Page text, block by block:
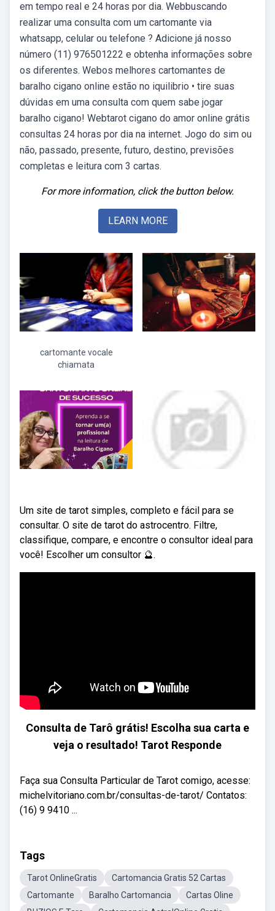
em tempo real e 24 horas por dia. Webbuscando
realizar uma consulta com um cartomante via
whatsapp, celular ou telefone ? Adicione já nosso
número (11) 976501222 e obtenha informações sobre
os diferentes. Webos melhores cartomantes de
baralho cigano online estão no iquilibrio • tire suas
dúvidas em uma consulta com quem sabe jogar
baralho cigano! Webtarot cigano do amor online grátis
consultas 24 horas por dia na internet. Jogo do sim ou
não, passado, presente, futuro, destino, previsões
completas e leitura com 3 cartas.
For more information, click the button below.
LEARN MORE
cartomante vocale
chiamata
Um site de tarot simples, completo e fácil para se
consultar. O site de tarot do astrocentro. Filtre,
classifique, compare, e encontre o consultor ideal para
você! Escolher um consultor 🔮.
Consulta de Tarô grátis! Escolha sua carta e
veja o resultado! Tarot Responde
Faça sua Consulta Particular de Tarot comigo, acesse:
michelvitoriano.com.br/consultas-de-tarot/ Contatos:
(16) 9 9410 ...
Tags
Tarot OnlineGratis
Cartomancia Gratis 52 Cartas
Cartomante
Baralho Cartomancia
Cartas Oline